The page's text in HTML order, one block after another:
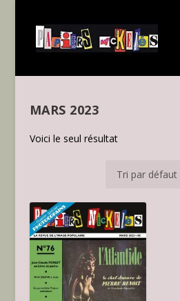
MARS 2023
Voici le seul résultat